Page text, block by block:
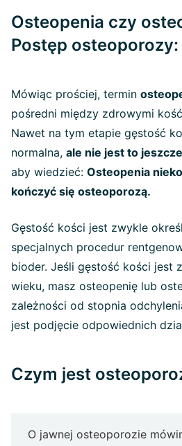
Osteopenia czy
Postęp osteoporozy:
Mówiąc prościej, termin
pośredni między zdrowymi
Nawet na tym etapie gęstość
normalna, ale nie jest to
aby wiedzieć: Osteopenia
kończyć się osteoporozą.
Gęstość kości jest zwykle
specjalnych procedur
bioder. Jeśli gęstość kości jest
wieku, masz osteopenię lub
zależności od stopnia
jest podjęcie odpowiednich
Czym jest
O jawnej osteoporozie